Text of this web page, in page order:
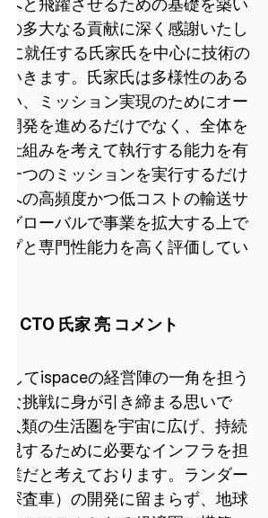
12876 E Adam Aircraft Circle、セ
80112、アメリカ合衆国デンバー
1811、
ク
と飛躍させるための基礎を築い
多大なる貢献に深く感謝いたし
に就任する氏家氏を中心に技術の
きます。氏家氏は多様性のある
い、ミッション実現のためにオー
発を進めるだけでなく、全体を
仕組みを考えて執行する能力を有
一つのミッションを実行するだけ
への高頻度かつ低コストの輸送サ
グローバルで事業を拡大する上で
と専門性能力を高く評価してい
CTO 氏家 亮 コメント
してispaceの経営陣の一角を担う
な挑戦に身が引き締まる思いで
類の生活圏を宇宙に広げ、持続
するために必要なインフラを担
業だと考えております。ランダー
探査車）の開発に留まらず、地球